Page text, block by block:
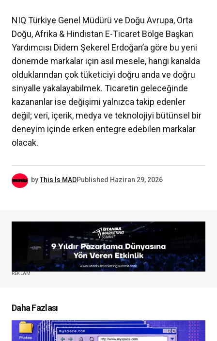
NIQ Türkiye Genel Müdürü ve Doğu Avrupa, Orta
Doğu, Afrika & Hindistan E-Ticaret Bölge Başkan
Yardımcısı Didem Şekerel Erdoğan’a göre bu yeni
dönemde markalar için asıl mesele, hangi kanalda
olduklarından çok tüketiciyi doğru anda ve doğru
sinyalle yakalayabilmek. Ticaretin geleceğinde
kazananlar ise değişimi yalnızca takip edenler
değil; veri, içerik, medya ve teknolojiyi bütünsel bir
deneyim içinde erken entegre edebilen markalar
olacak.
byThis Is MADPublished Haziran 29, 2026
REKLAM
Daha Fazlası